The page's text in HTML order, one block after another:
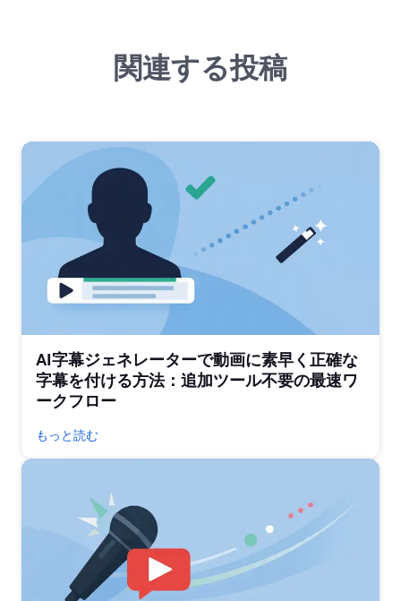
関連する投稿
AI字幕ジェネレーターで動画に素早く正確な
字幕を付ける方法：追加ツール不要の最速ワ
ークフロー
もっと読む